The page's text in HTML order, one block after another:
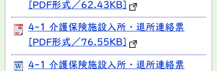
[PDF形式／62.43KB]
4-1 介護保険施設入所・退所連絡票
[PDF形式／76.55KB]
4-1 介護保険施設入所・退所連絡票